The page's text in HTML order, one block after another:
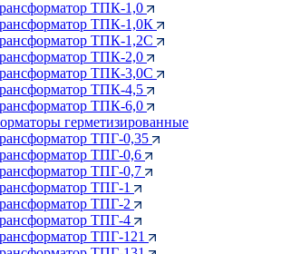
ТПК-1,0
ТПК-1,0К
ТПК-1,2С
ТПК-2,0
ТПК-3,0С
ТПК-4,5
ТПК-6,0
герметизированные
ТПГ-0,35
ТПГ-0,6
ТПГ-0,7
ТПГ-1
ТПГ-2
ТПГ-4
ТПГ-121